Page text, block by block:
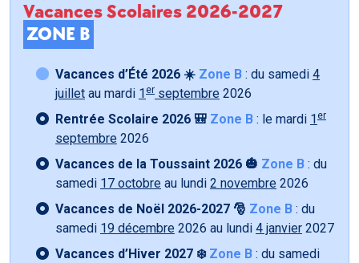
Vacances Scolaires 2026-2027
ZONE B
Vacances d’Été 2026 ☀️ Zone B : du samedi 4
juillet au mardi 1 er septembre 2026
Rentrée Scolaire 2026 🎒 Zone B : le mardi 1 er
septembre 2026
Vacances de la Toussaint 2026 🎃 Zone B : du
samedi 17 octobre au lundi 2 novembre 2026
Vacances de Noël 2026-2027 🎅 Zone B : du
samedi 19 décembre 2026 au lundi 4 janvier 2027
Vacances d’Hiver 2027 ❄️ Zone B : du samedi